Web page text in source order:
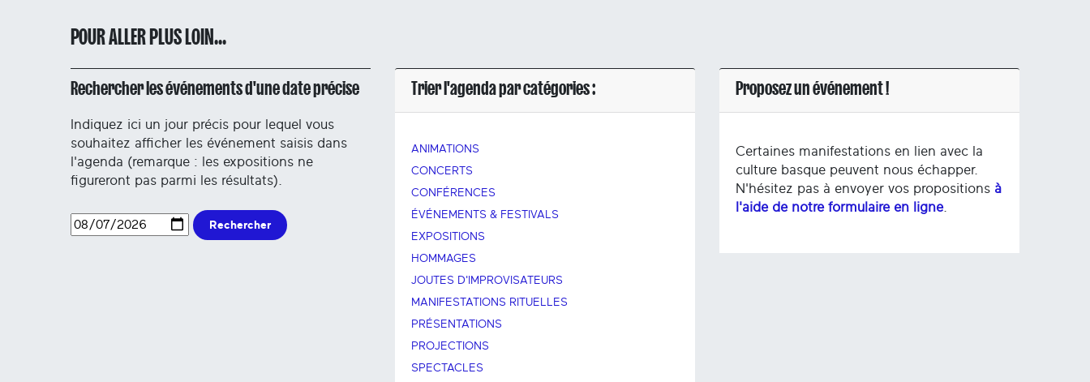
POUR ALLER PLUS LOIN...
Rechercher les événements d'une date précise
Indiquez ici un jour précis pour lequel vous
souhaitez afficher les événement saisis dans
l'agenda (remarque : les expositions ne
figureront pas parmi les résultats).
Rechercher
Trier l'agenda par catégories :
ANIMATIONS
CONCERTS
CONFÉRENCES
ÉVÉNEMENTS & FESTIVALS
EXPOSITIONS
HOMMAGES
JOUTES D'IMPROVISATEURS
MANIFESTATIONS RITUELLES
PRÉSENTATIONS
PROJECTIONS
SPECTACLES
Proposez un événement !
Certaines manifestations en lien avec la
culture basque peuvent nous échapper.
N'hésitez pas à envoyer vos propositions à
l'aide de notre formulaire en ligne.